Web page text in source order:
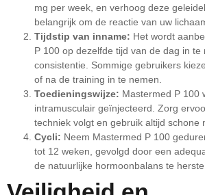
mg per week, en verhoog deze
belangrijk om de reactie van uw
Tijdstip van inname: Het wordt
P 100 op dezelfde tijd van de dag in te
consistentie. Sommige gebruikers
of na de training in te nemen.
Toedieningswijze: Mastermed P 100
intramusculair geïnjecteerd. Zorg
techniek volgt en gebruik altijd schone
Cycli: Neem Mastermed P 100
tot 12 weken, gevolgd door een
de natuurlijke hormoonbalans te